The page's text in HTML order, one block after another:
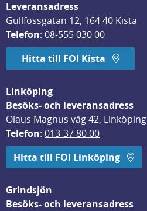
Leveransadress
Gullfossgatan 12, 164 40 Kista
Telefon: 08-555 030 00
Hitta till FOI Kista
Linköping
Besöks- och leveransadress
Olaus Magnus väg 42, Linköping
Telefon: 013-37 80 00
Hitta till FOI Linköping
Grindsjön
Besöks- och leveransadress